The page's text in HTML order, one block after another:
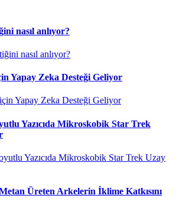
nasıl anlıyor?
Yapay Zeka Desteği Geliyor
Yazıcıda Mikroskobik Star Trek
Üreten Arkelerin İklime Katkısını